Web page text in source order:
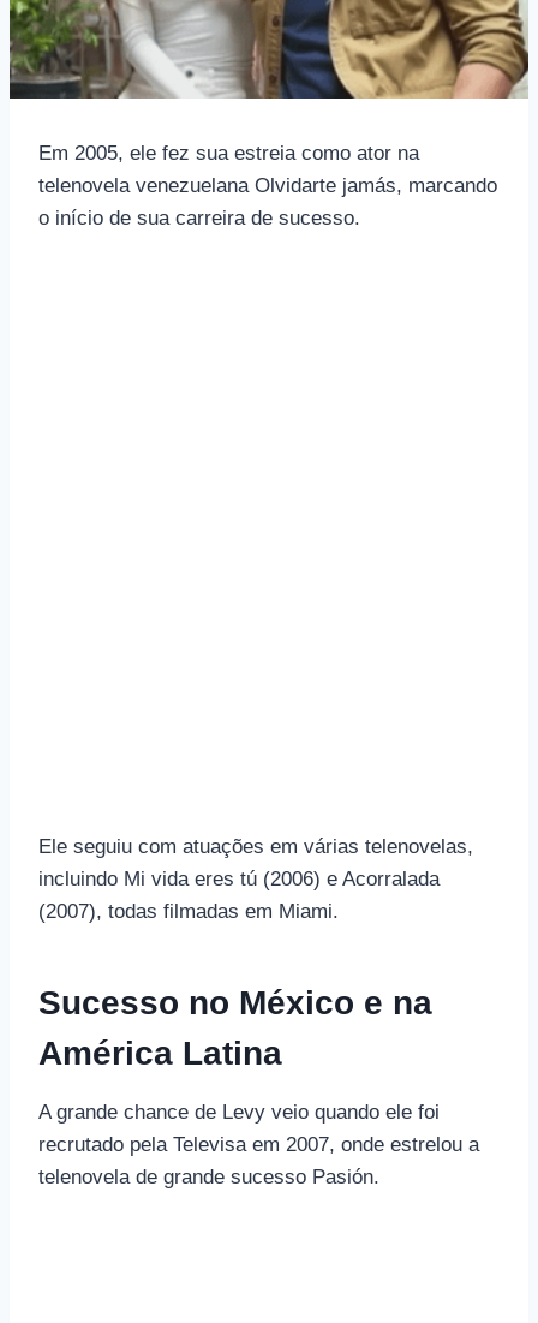
Em 2005, ele fez sua estreia como ator na
telenovela venezuelana Olvidarte jamás, marcando
o início de sua carreira de sucesso.
Ele seguiu com atuações em várias telenovelas,
incluindo Mi vida eres tú (2006) e Acorralada
(2007), todas filmadas em Miami.
Sucesso no México e na
América Latina
A grande chance de Levy veio quando ele foi
recrutado pela Televisa em 2007, onde estrelou a
telenovela de grande sucesso Pasión.